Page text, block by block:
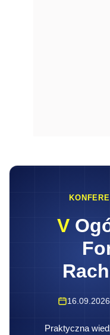
V
16.09.2026
Praktyczna